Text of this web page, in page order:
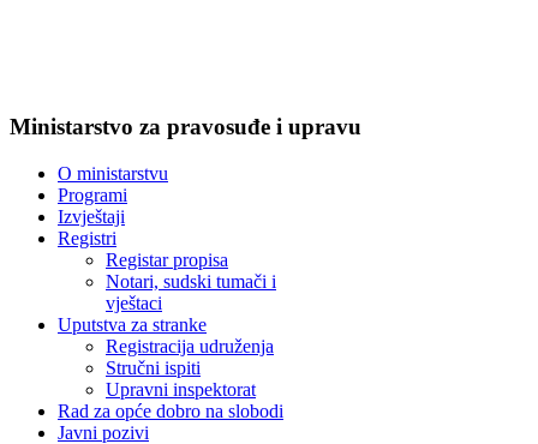
Ministarstvo za pravosuđe i upravu
O ministarstvu
Programi
Izvještaji
Registri
Registar propisa
Notari, sudski tumači i
vještaci
Uputstva za stranke
Registracija udruženja
Stručni ispiti
Upravni inspektorat
Rad za opće dobro na slobodi
Javni pozivi